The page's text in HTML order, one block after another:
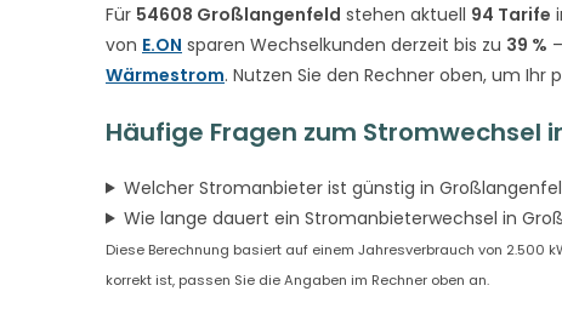
Für 54608 Großlangenfeld stehen aktuell 94 Tarife
von E.ON sparen Wechselkunden derzeit bis zu 39 %
Wärmestrom. Nutzen Sie den Rechner oben, um Ihr
Häufige Fragen zum Stromwechsel
Welcher Stromanbieter ist günstig in
Wie lange dauert ein Stromanbieterwechsel in
Diese Berechnung basiert auf einem Jahresverbrauch von 2.500
korrekt ist, passen Sie die Angaben im Rechner oben an.